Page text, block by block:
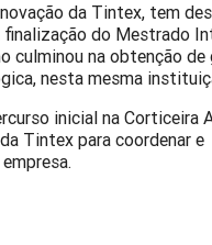
da Tintex, tem
do Mestrado
culminou na obtenção
nesta mesma
inicial na Corticeira
Tintex para coordenar